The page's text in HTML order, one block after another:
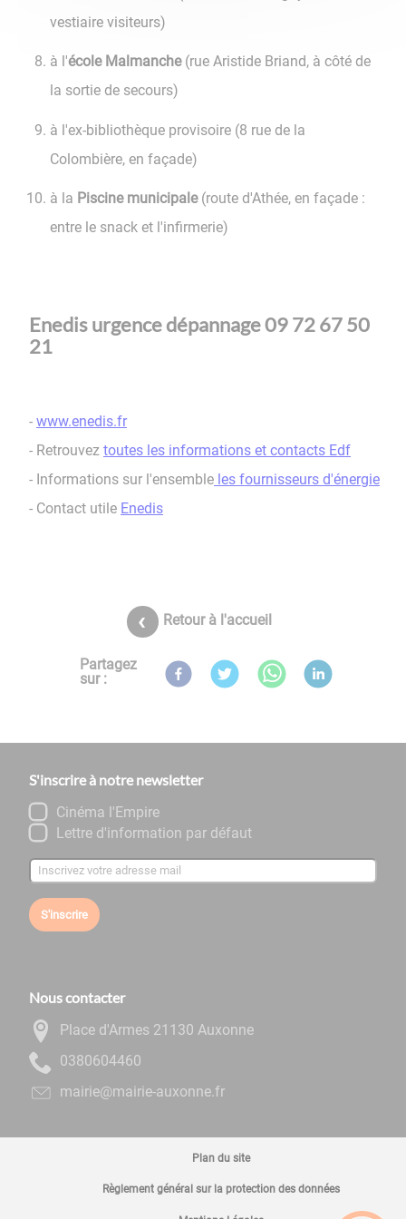
vestiaire visiteurs)
à l'école Malmanche (rue Aristide Briand, à côté de
la sortie de secours)
à l'ex-bibliothèque provisoire (8 rue de la
Colombière, en façade)
à la Piscine municipale (route d'Athée, en façade :
entre le snack et l'infirmerie)
Enedis urgence dépannage 09 72 67 50
21
- www.enedis.fr
- Retrouvez toutes les informations et contacts Edf
- Informations sur l'ensemble les fournisseurs d'énergie
- Contact utile Enedis
Retour à l'accueil
Partagez
sur :
S'inscrire à notre newsletter
Cinéma l'Empire
Lettre d'information par défaut
S'inscrire
Nous contacter
Place d'Armes 21130 Auxonne
0644060830
rf.ennoxua-eiriam@eiriam
Plan du site
Règlement général sur la protection des données